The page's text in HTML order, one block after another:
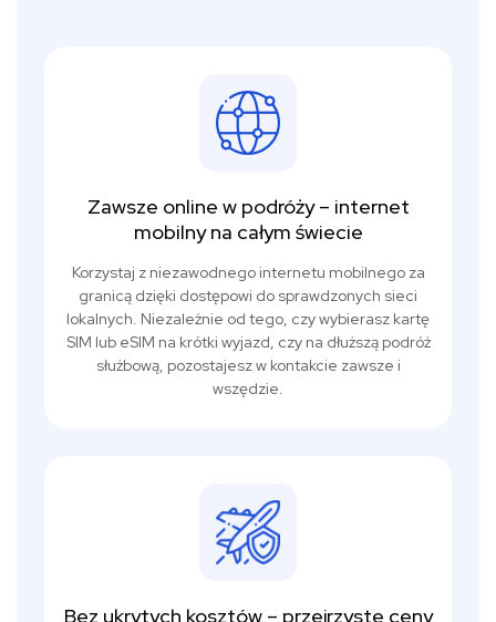
Zawsze online w podróży – internet
mobilny na całym świecie
Korzystaj z niezawodnego internetu mobilnego za
granicą dzięki dostępowi do sprawdzonych sieci
lokalnych. Niezależnie od tego, czy wybierasz kartę
SIM lub eSIM na krótki wyjazd, czy na dłuższą podróż
służbową, pozostajesz w kontakcie zawsze i
wszędzie.
Bez ukrytych kosztów – przejrzyste ceny